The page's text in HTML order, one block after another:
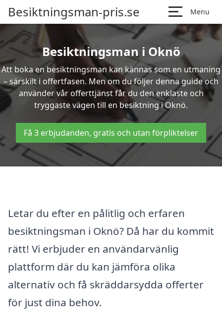
Besiktningsman-pris.se Menu
Besiktningsman i Oknö
Att boka en besiktningsman kan kännas som en utmaning
– särskilt i offertfasen. Men om du följer denna guide och
använder vår offerttjänst får du den enklaste och
tryggaste vägen till en besiktning i Oknö.
Få 3 erbjudanden, gratis och utan förpliktelser
Letar du efter en pålitlig och erfaren
besiktningsman i Oknö? Då har du kommit
rätt! Vi erbjuder en användarvänlig
plattform där du kan jämföra olika
alternativ och få skräddarsydda offerter
för just dina behov.